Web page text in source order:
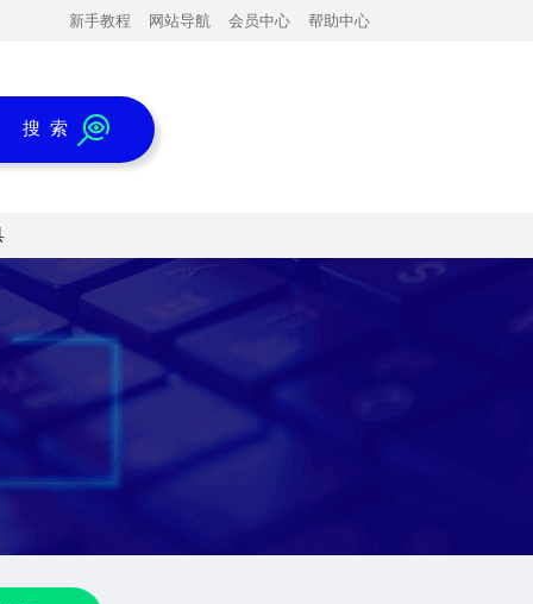
新手教程 网站导航 会员中心 帮助中心
搜 索